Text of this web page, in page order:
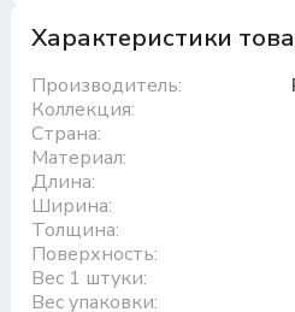
Характеристики
Производитель:
Коллекция:
Страна:
Материал:
Длина:
Ширина:
Толщина:
Поверхность:
Вес 1 штуки:
Вес упаковки: